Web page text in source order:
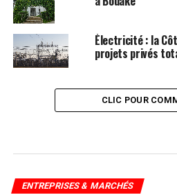
Électricité : la
projets privés
CLIC POUR
ENTREPRISES & MARCHÉS